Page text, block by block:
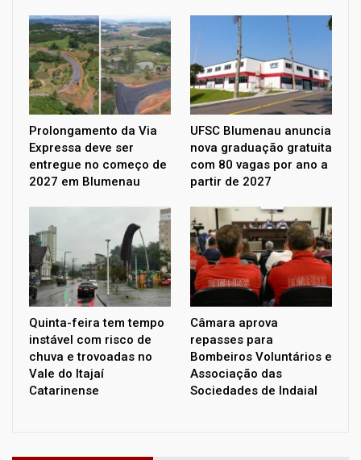
Prolongamento da Via
Expressa deve ser
entregue no começo de
2027 em Blumenau
UFSC Blumenau anuncia
nova graduação gratuita
com 80 vagas por ano a
partir de 2027
Quinta-feira tem tempo
instável com risco de
chuva e trovoadas no
Vale do Itajaí
Catarinense
Câmara aprova
repasses para
Bombeiros Voluntários e
Associação das
Sociedades de Indaial